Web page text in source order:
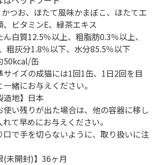
かつお、ほたて風味かまぼこ、ほたてエ
ビタミンE、緑茶エキス
ん白質12.5％以上、粗脂肪0.3％以上、
粗灰分1.8％以下、水分85.5％以下
50kcal/缶
サイズの成猫には1回1缶、1日2回を目
緒にお与えください。
造地】日本
使い残りが出た場合は、他の容器に移し
て早めにお与えください。
口で手を切らないように、取り扱いに注
(未開封)】36ヶ月